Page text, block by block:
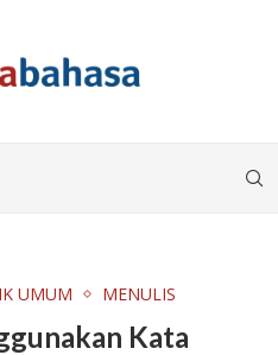
UMUM MENULIS
Kata